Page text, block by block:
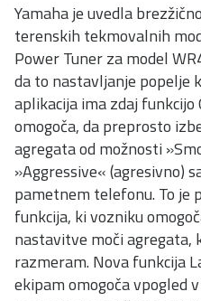
Yamaha je uvedla
terenskih tekmovalnih
Power Tuner za model
da to nastavljanje popelje
aplikacija ima zdaj funkcijo
omogoča, da preprosto
agregata od možnosti
»Aggressive« (agresivno)
pametnem telefonu. To
funkcija, ki vozniku
nastavitve moči agregata,
razmeram. Nova funkcija
ekipam omogoča vpogled